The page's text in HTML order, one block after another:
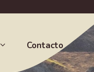
Contacto